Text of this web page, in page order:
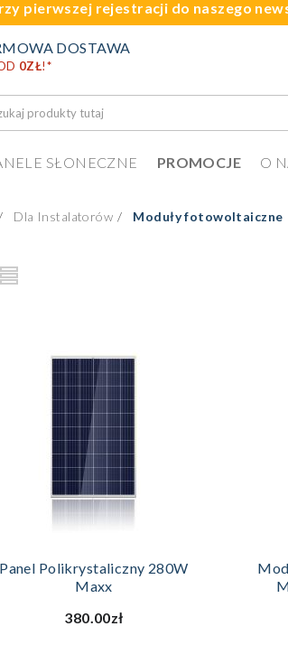
pierwszej rejestracji do naszego
DOSTAWA
0ZŁ!*
SŁONECZNE PROMOCJE O
Dla Instalatorów Moduły fotowoltaiczne
Panel Polikrystaliczny 280W
Maxx
380.00zł